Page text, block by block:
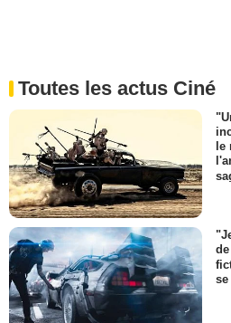
Toutes les actus Ciné
se